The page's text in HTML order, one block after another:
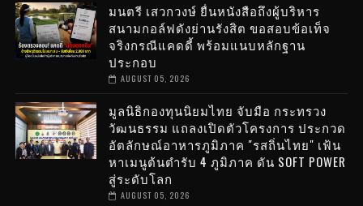
มนตรี เสวกวงษ์ ยื่นหนังสือถึงผู้บริหาร
สนามกอล์ฟดังย่านรังสิต ขอสอบข้อเท็จ
จริงกรณีแคดดี้ พร้อมแนบหลักฐาน
ประกอบ
AUGUST 05, 2026
มูลนิธิกองทุนนิยมไทย จับมือ กระทรวง
วัฒนธรรม แถลงเปิดตัวโครงการ ประกวด
อัตลักษณ์อาหารภูมิภาค "รสถิ่นไทย" เฟ้น
หาเมนูต้นตำรับ 4 ภูมิภาค ดัน SOFT POWER
สู่ระดับโลก
AUGUST 05, 2026